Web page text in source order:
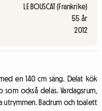
LE BOUSCAT (Frankrike)
55 år
2012
en 140 cm säng. Delat kök
också delas. Vardagsrum,
utrymmen. Badrum och toalett